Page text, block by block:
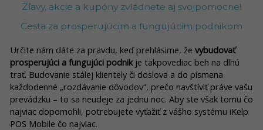
Zľavy, akcie a kupóny zvládnete aj svojpomocne!
Cesta za prosperujúcim a fungujúcim podnikom
Určite nám dáte za pravdu, keď prehlásime, že vybudovať
prosperujúci a fungujúci podnikje takpovediac beh na dlhú
trať. Budovanie stálej klientely či doslova a do písmena
každodenné „rozdávanie dôvodov“, prečo navštíviť práve vašu
prevádzku – to sa neudeje za jednu noc. Aby ste však tomu čo
najviac dopomohli, potrebujete vyťažiť z vášho systému iKelp
POS Mobile čo najviac.